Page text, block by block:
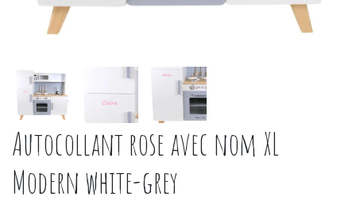
Autocollant rose avec nom XL
Modern white-grey